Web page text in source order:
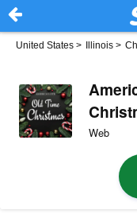
United States > Illinois >
Web